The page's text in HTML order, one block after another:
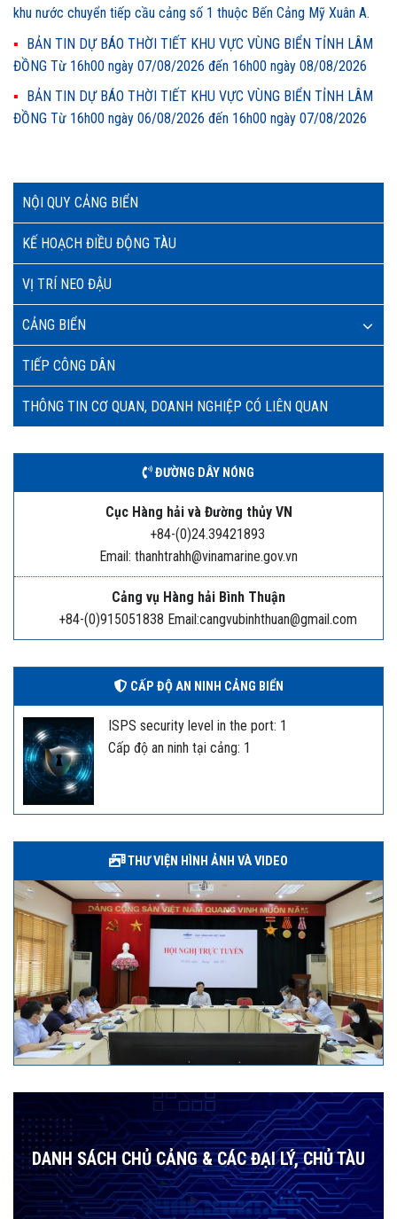
NỘI QUY CẢNG BIỂN
KẾ HOẠCH ĐIỀU ĐỘNG TÀU
VỊ TRÍ NEO ĐẬU
CẢNG BIỂN
TIẾP CÔNG DÂN
THÔNG TIN CƠ QUAN, DOANH NGHIỆP CÓ LIÊN QUAN
ĐƯỜNG DÂY NÓNG
Cục Hàng hải và Đường thủy VN
+84-(0)24.39421893
Email: thanhtrahh@vinamarine.gov.vn
Cảng vụ Hàng hải Bình Thuận
+84-(0)915051838 Email:cangvubinhthuan@gmail.com
CẤP ĐỘ AN NINH CẢNG BIỂN
ISPS security level in the port: 1
Cấp độ an ninh tại cảng: 1
THƯ VIỆN HÌNH ẢNH VÀ VIDEO
DANH SÁCH CHỦ CẢNG & CÁC ĐẠI LÝ, CHỦ TÀU
khu nước chuyển tiếp cầu cảng số 1 thuộc Bến Cảng Mỹ Xuân A.
BẢN TIN DỰ BÁO THỜI TIẾT KHU VỰC VÙNG BIỂN TỈNH LÂM
ĐỒNG Từ 16h00 ngày 07/08/2026 đến 16h00 ngày 08/08/2026
BẢN TIN DỰ BÁO THỜI TIẾT KHU VỰC VÙNG BIỂN TỈNH LÂM
ĐỒNG Từ 16h00 ngày 06/08/2026 đến 16h00 ngày 07/08/2026